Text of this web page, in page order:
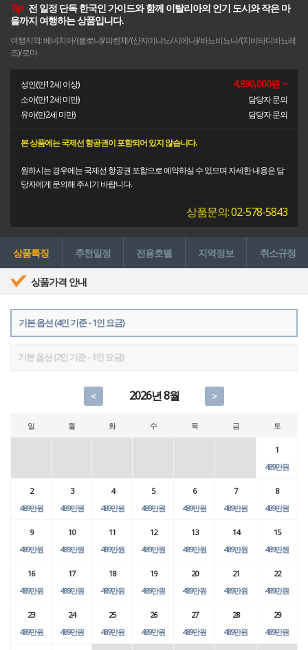
Tip! 전 일정 단독 한국인 가이드와 함께 이탈리아의 인기 도시와 작은 마
을까지 여행하는 상품입니다.
여행지역: 베네치아/(볼로냐)/피렌체/(산지미냐노/시에나)/바뇨비뇨니/(치비타디바뇨레
조)/로마
성인(만12세 이상) 4,890,000원 ~
소아(만12세 미만)
담당자 문의
유아(만2세 미만)
담당자 문의
본 상품에는 국제선 항공권이 포함되어 있지 않습니다.
원하시는 경우에는 국제선 항공권 포함으로 예약하실 수 있으며 자세한 내용은 담
당자에게 문의해 주시기 바랍니다.
상품문의: 02-578-5843
상품특징 추천일정 전용호텔 지역정보 취소규정
상품가격 안내
기본 옵션 (4인 기준 - 1인 요금)
기본 옵션 (2인 기준 - 1인 요금)
< 2026년 8월 >
일 월 화 수 목 금 토
1
489만원
2
489만원
3
489만원
4
489만원
5
489만원
6
489만원
7
489만원
8
489만원
9
489만원
10
489만원
11
489만원
12
489만원
13
489만원
14
489만원
15
489만원
16
489만원
17
489만원
18
489만원
19
489만원
20
489만원
21
489만원
22
489만원
23
489만원
24
489만원
25
489만원
26
489만원
27
489만원
28
489만원
29
489만원